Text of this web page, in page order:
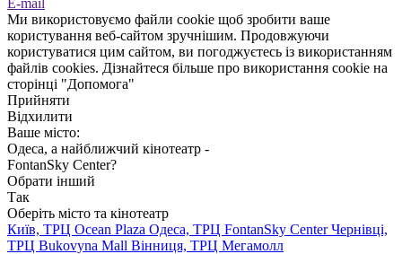
E-mail
Ми використовуємо файли cookie щоб зробити ваше
користування веб-сайтом зручнішим. Продовжуючи
користуватися цим сайтом, ви погоджуєтесь із використанням
файлів cookies. Дізнайтеся більше про використання cookie на
сторінці "Допомога"
Прийняти
Відхилити
Ваше місто:
Одеса, а найближчий кінотеатр -
FontanSky Center?
Обрати інший
Так
Оберіть місто та кінотеатр
Київ, ТРЦ Ocean Plaza Одеса, ТРЦ FontanSky CenterЧернівці,
ТРЦ Bukovyna Mall Вінниця, ТРЦ Мегамолл